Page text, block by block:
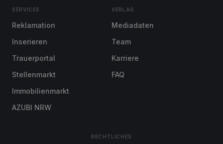
SERVICES
Reklamation
Inserieren
Trauerportal
Stellenmarkt
Immobilienmarkt
AZUBI NRW
VERLAG
Mediadaten
Team
Karriere
FAQ
RECHTLICHES